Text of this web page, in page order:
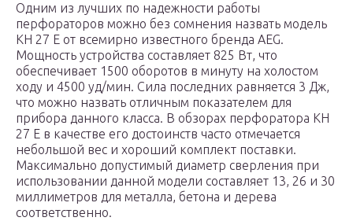
Одним из лучших по надежности работы
перфораторов можно без сомнения назвать модель
KH 27 E от всемирно известного бренда AEG.
Мощность устройства составляет 825 Вт, что
обеспечивает 1500 оборотов в минуту на холостом
ходу и 4500 уд/мин. Сила последних равняется 3 Дж,
что можно назвать отличным показателем для
прибора данного класса. В обзорах перфоратора KH
27 E в качестве его достоинств часто отмечается
небольшой вес и хороший комплект поставки.
Максимально допустимый диаметр сверления при
использовании данной модели составляет 13, 26 и 30
миллиметров для металла, бетона и дерева
соответственно.